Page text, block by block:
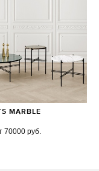
MARBLE
70000 руб.